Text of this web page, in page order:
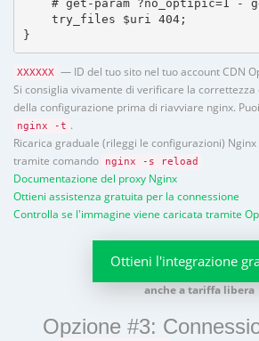
# get-param ?no_optipic=1 -
    try_files $uri 404;
}
XXXXXX
— ID del tuo sito nel tuo account CDN
Si consiglia vivamente di verificare la correttezza
della configurazione prima di riavviare nginx.
nginx -t .
Ricarica graduale (rileggi le configurazioni)
tramite comando
nginx -s reload
Documentazione del proxy Nginx
Ottieni assistenza gratuita per la connessione
Controlla se l'immagine viene caricata tramite
Ottieni l'integrazione
anche a tariffa libera
Opzione #3: